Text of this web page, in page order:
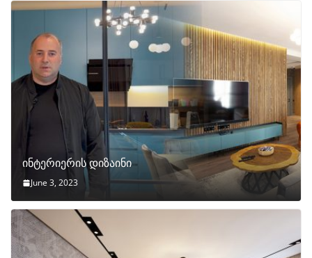
ინტერიერის დიზაინი
June 3, 2023